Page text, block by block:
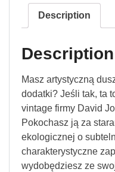
Description
Description
Masz artystyczną
dodatki? Jeśli tak, ta
vintage firmy David
Pokochasz ją za
ekologicznej o
charakterystyczne
wydobędziesz ze